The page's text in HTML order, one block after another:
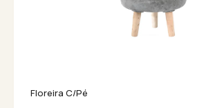
Floreira C/Pé